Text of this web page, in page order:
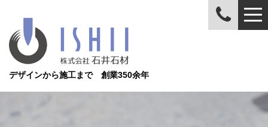
デザインから施工まで 創業350余年